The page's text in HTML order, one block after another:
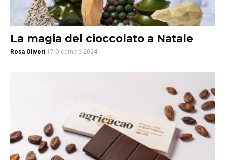
La magia del cioccolato a Natale
Rosa Oliveri 17 Dicembre 2024